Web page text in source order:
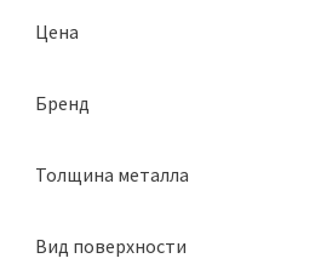
Цена
Бренд
Толщина металла
Вид поверхности